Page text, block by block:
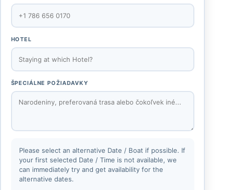
HOTEL
ŠPECIÁLNE POŽIADAVKY
Please select an alternative Date / Boat if possible. If
your first selected Date / Time is not available, we
can immediately try and get availability for the
alternative dates.